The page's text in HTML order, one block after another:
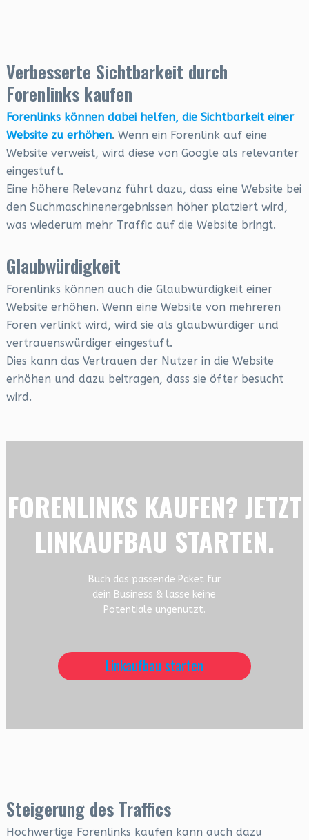
Verbesserte Sichtbarkeit durch
Forenlinks kaufen
Forenlinks können dabei helfen, die Sichtbarkeit einer
Website zu erhöhen. Wenn ein Forenlink auf eine
Website verweist, wird diese von Google als relevanter
eingestuft.
Eine höhere Relevanz führt dazu, dass eine Website bei
den Suchmaschinenergebnissen höher platziert wird,
was wiederum mehr Traffic auf die Website bringt.
Glaubwürdigkeit
Forenlinks können auch die Glaubwürdigkeit einer
Website erhöhen. Wenn eine Website von mehreren
Foren verlinkt wird, wird sie als glaubwürdiger und
vertrauenswürdiger eingestuft.
Dies kann das Vertrauen der Nutzer in die Website
erhöhen und dazu beitragen, dass sie öfter besucht
wird.
FORENLINKS KAUFEN? JETZT
LINKAUFBAU STARTEN.
Buch das passende Paket für
dein Business & lasse keine
Potentiale ungenutzt.
Linkaufbau starten
Steigerung des Traffics
Hochwertige Forenlinks kaufen kann auch dazu